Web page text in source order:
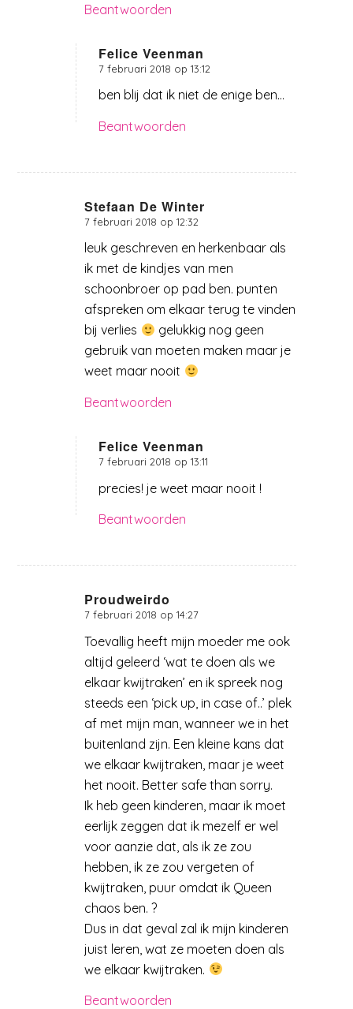
Beantwoorden
Felice Veenman
zegt:
7 februari 2018 op 13:12
ben blij dat ik niet de enige ben…
Beantwoorden
Stefaan De Winter
zegt:
7 februari 2018 op 12:32
leuk geschreven en herkenbaar als
ik met de kindjes van men
schoonbroer op pad ben. punten
afspreken om elkaar terug te vinden
bij verlies
gelukkig nog geen
gebruik van moeten maken maar je
weet maar nooit
Beantwoorden
Felice Veenman
zegt:
7 februari 2018 op 13:11
precies! je weet maar nooit !
Beantwoorden
Proudweirdo
zegt:
7 februari 2018 op 14:27
Toevallig heeft mijn moeder me ook
altijd geleerd ‘wat te doen als we
elkaar kwijtraken’ en ik spreek nog
steeds een ‘pick up, in case of..’ plek
af met mijn man, wanneer we in het
buitenland zijn. Een kleine kans dat
we elkaar kwijtraken, maar je weet
het nooit. Better safe than sorry.
Ik heb geen kinderen, maar ik moet
eerlijk zeggen dat ik mezelf er wel
voor aanzie dat, als ik ze zou
hebben, ik ze zou vergeten of
kwijtraken, puur omdat ik Queen
chaos ben. ?
Dus in dat geval zal ik mijn kinderen
juist leren, wat ze moeten doen als
we elkaar kwijtraken.
Beantwoorden